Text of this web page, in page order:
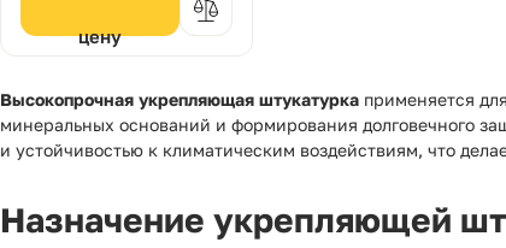
натуральной
гидравлической извести и
подходит для
приготовления
"армирующих" и
монтажных растворов.
цену
Высокопрочная укрепляющая штукатурка применяется
минеральных оснований и формирования долговечного
и устойчивостью к климатическим воздействиям, что
Назначение укрепляющей